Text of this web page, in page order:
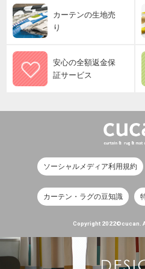
カーテンの生地売
り
安心の全額返金保
証サービス
ソーシャルメディア利用規約
カーテン・ラグの豆知識
Copyright 2022©cucan.